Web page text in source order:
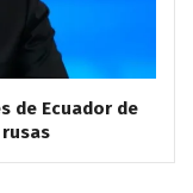
de Ecuador de